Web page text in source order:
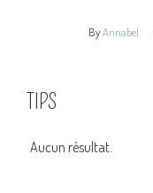
ByAnnabel
TIPS
Aucun résultat.